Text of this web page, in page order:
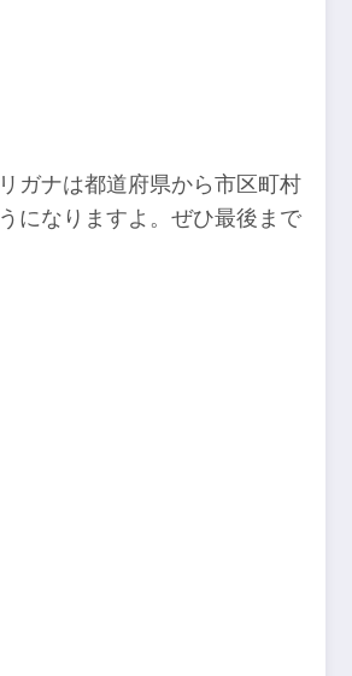
ガナは都道府県から市区町村
になりますよ。ぜひ最後まで